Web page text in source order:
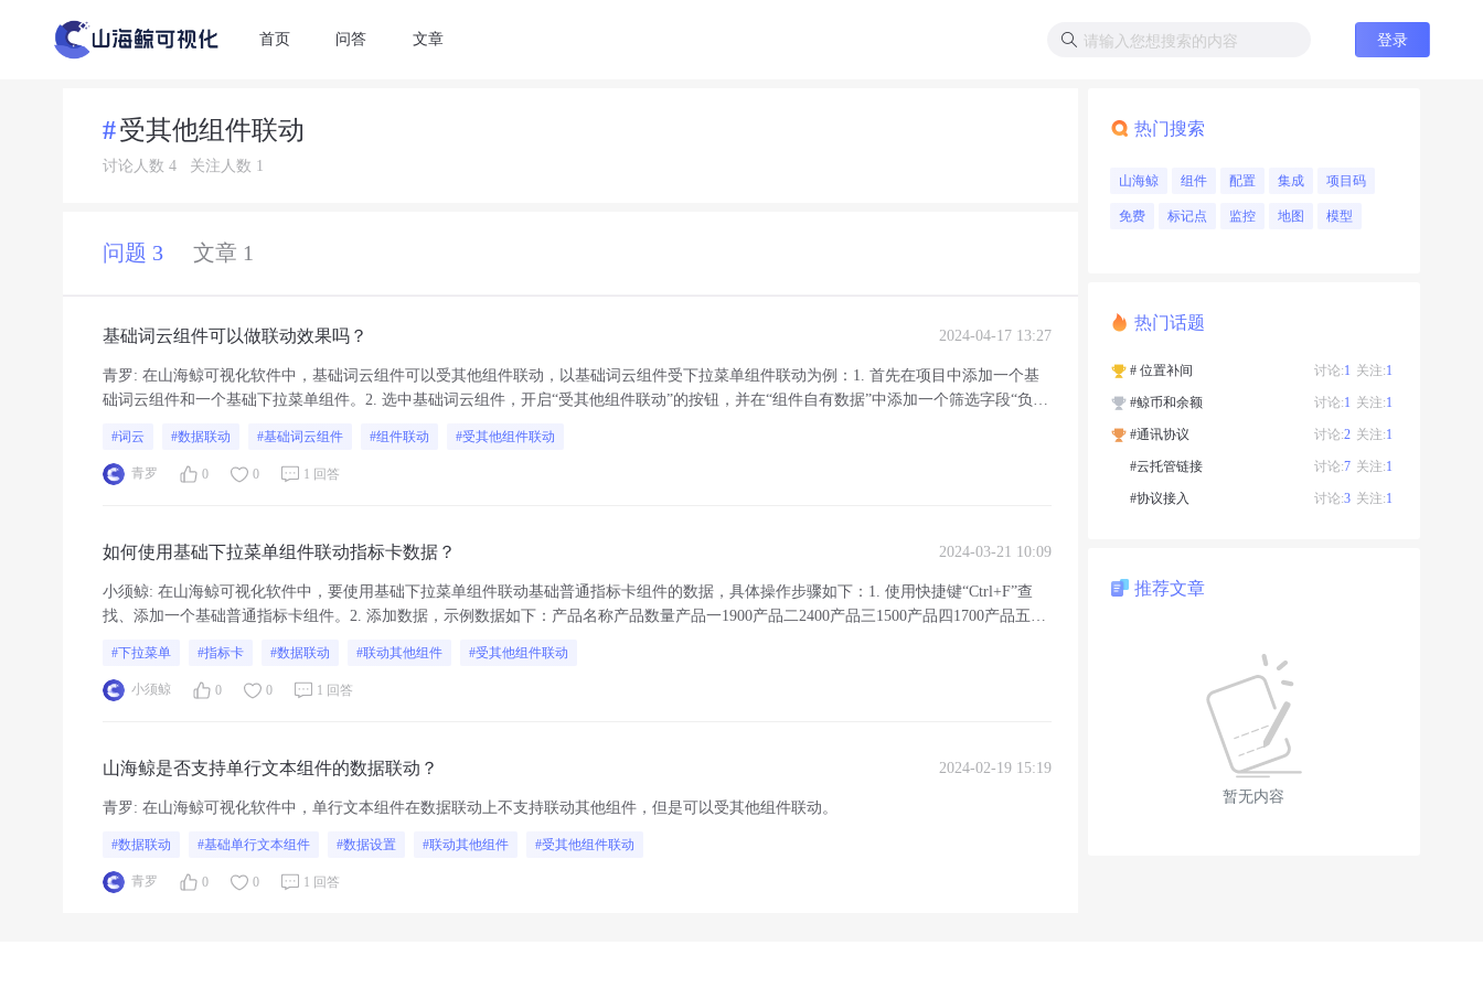
首页 问答 文章 登录
受其他组件联动
讨论人数 4 关注人数 1
问题 3 文章 1
基础词云组件可以做联动效果吗？ 2024-04-17 13:27
青罗: 在山海鲸可视化软件中，基础词云组件可以受其他组件联动，以基础词云组件受下拉菜单组件联动为例：1. 首先在项目中添加一个基
础词云组件和一个基础下拉菜单组件。2. 选中基础词云组件，开启“受其他组件联动”的按钮，并在“组件自有数据”中添加一个筛选字段“负责
#词云 #数据联动 #基础词云组件 #组件联动 #受其他组件联动
青罗 0 0 1 回答
如何使用基础下拉菜单组件联动指标卡数据？ 2024-03-21 10:09
小须鲸: 在山海鲸可视化软件中，要使用基础下拉菜单组件联动基础普通指标卡组件的数据，具体操作步骤如下：1. 使用快捷键“Ctrl+F”查
找、添加一个基础普通指标卡组件。2. 添加数据，示例数据如下：产品名称产品数量产品一1900产品二2400产品三1500产品四1700产品五
#下拉菜单 #指标卡 #数据联动 #联动其他组件 #受其他组件联动
小须鲸 0 0 1 回答
山海鲸是否支持单行文本组件的数据联动？ 2024-02-19 15:19
青罗: 在山海鲸可视化软件中，单行文本组件在数据联动上不支持联动其他组件，但是可以受其他组件联动。
#数据联动 #基础单行文本组件 #数据设置 #联动其他组件 #受其他组件联动
青罗 0 0 1 回答
热门搜索
山海鲸 组件 配置 集成 项目码
免费 标记点 监控 地图 模型
热门话题
# 位置补间 讨论:1 关注:1
#鲸币和余额 讨论:1 关注:1
#通讯协议 讨论:2 关注:1
#云托管链接 讨论:7 关注:1
#协议接入 讨论:3 关注:1
推荐文章
暂无内容